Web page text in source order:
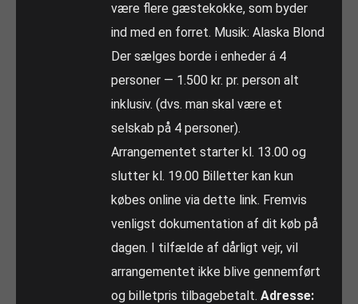
være flere gæstekokke, som byder
ind med en forret. Musik: Alaska Blond
Der sælges borde i enheder á 4
personer — 1.500 kr. pr. person alt
inklusiv. (dvs. man skal være et
selskab på 4 personer).
Arrangementet starter kl. 13.00 og
slutter kl. 19.00 Billetter kan kun
købes online via dette link. Fremvis
venligst dokumentation af dit køb på
dagen. I tilfælde af dårligt vejr, vil
arrangementet ikke blive gennemført
og billetpris tilbagebetalt.Adresse: